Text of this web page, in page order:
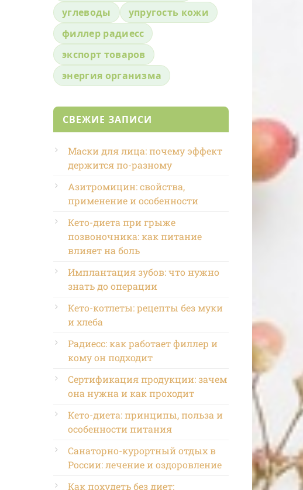
углеводы
упругость кожи
филлер радиесс
экспорт товаров
энергия организма
СВЕЖИЕ ЗАПИСИ
Маски для лица: почему эффект
держится по-разному
Азитромицин: свойства,
применение и особенности
Кето-диета при грыже
позвоночника: как питание
влияет на боль
Имплантация зубов: что нужно
знать до операции
Кето-котлеты: рецепты без муки
и хлеба
Радиесс: как работает филлер и
кому он подходит
Сертификация продукции: зачем
она нужна и как проходит
Кето-диета: принципы, польза и
особенности питания
Санаторно-курортный отдых в
России: лечение и оздоровление
Как похудеть без диет: